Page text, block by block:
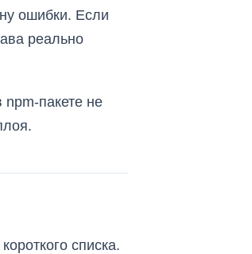
ошибки. Если
реально
пакете не
списка.